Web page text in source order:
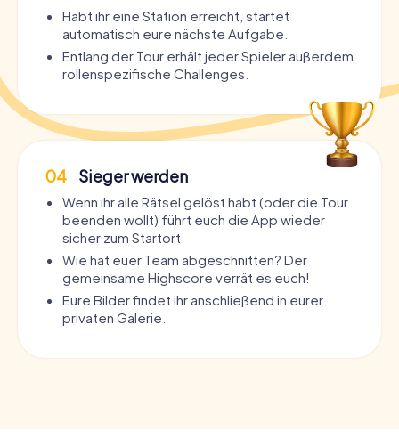
Habt ihr eine Station erreicht, startet
automatisch eure nächste Aufgabe.
Entlang der Tour erhält jeder Spieler außerdem
rollenspezifische Challenges.
04 Sieger werden
Wenn ihr alle Rätsel gelöst habt (oder die Tour
beenden wollt) führt euch die App wieder
sicher zum Startort.
Wie hat euer Team abgeschnitten? Der
gemeinsame Highscore verrät es euch!
Eure Bilder findet ihr anschließend in eurer
privaten Galerie.